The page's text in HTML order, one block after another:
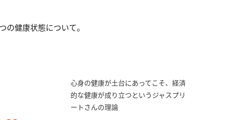
の健康状態について。
心身の健康が土台にあってこそ、経済
的な健康が成り立つというジャスプリ
ートさんの理論